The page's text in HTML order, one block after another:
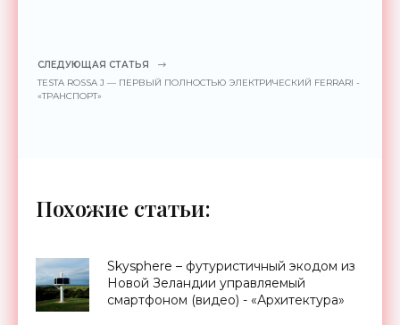
СЛЕДУЮЩАЯ СТАТЬЯ
TESTA ROSSA J — ПЕРВЫЙ ПОЛНОСТЬЮ ЭЛЕКТРИЧЕСКИЙ FERRARI -
«ТРАНСПОРТ»
Похожие статьи:
Skysphere – футуристичный экодом из
Новой Зеландии управляемый
смартфоном (видео) - «Архитектура»